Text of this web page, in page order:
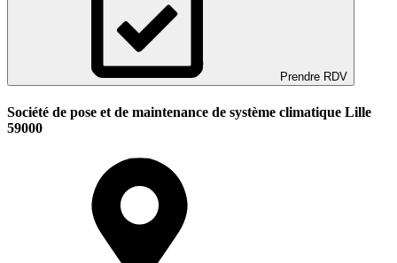
Prendre RDV
Société de pose et de maintenance de système climatique Lille
59000